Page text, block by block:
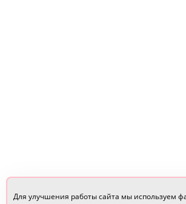
Для улучшения работы сайта мы используем